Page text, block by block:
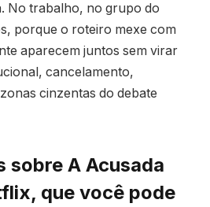
No trabalho, no grupo do
porque o roteiro mexe com
aparecem juntos sem virar
cancelamento,
cinzentas do debate
sobre A Acusada
que você pode